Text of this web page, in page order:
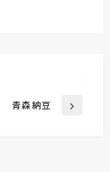
次
青森納豆